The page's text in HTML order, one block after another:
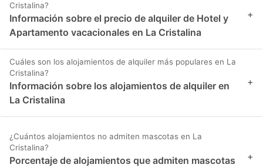
Cristalina?
Información sobre el precio de alquiler de Hotel y
Apartamento vacacionales en La Cristalina
+
Cuáles son los alojamientos de alquiler más populares en La
Cristalina?
Información sobre los alojamientos de alquiler en
La Cristalina
+
¿Cuántos alojamientos no admiten mascotas en La
Cristalina?
Porcentaje de alojamientos que admiten mascotas
+